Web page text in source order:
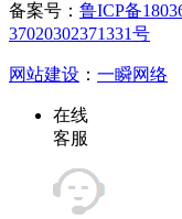
备案号： 鲁ICP备
37020302371331号
网站建设 ： 一瞬网络
在线
客服